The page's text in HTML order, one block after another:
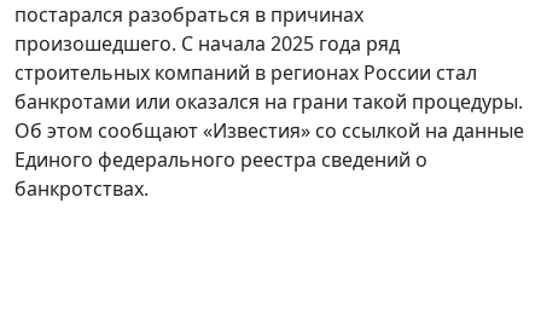
постарался разобраться в причинах
произошедшего. С начала 2025 года ряд
строительных компаний в регионах России стал
банкротами или оказался на грани такой процедуры.
Об этом сообщают «Известия» со ссылкой на данные
Единого федерального реестра сведений о
банкротствах.